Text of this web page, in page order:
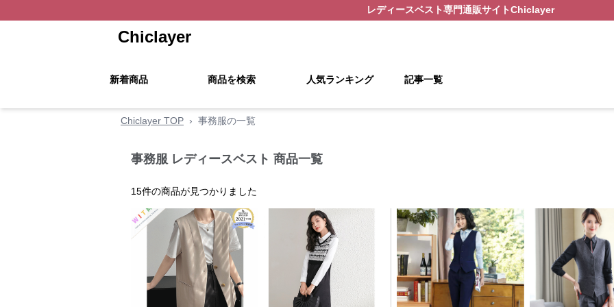
レディースベスト専門通販サイトChiclayer
Chiclayer
新着商品 商品を検索 人気ランキング 記事一覧
Chiclayer TOP › 事務服の一覧
事務服 レディースベスト 商品一覧
15件の商品が見つかりました